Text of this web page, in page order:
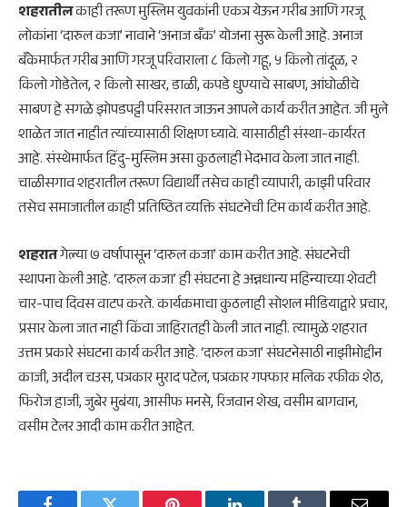
शहरातीलकाही तरूण मुस्लिम युवकांनी एकत्र येऊन गरीब आणि गरजू
लोकांना ‘दारुल कजा’ नावाने ‘अनाज बँक’ योजना सुरू केली आहे. अनाज
बँकेमार्फत गरीब आणि गरजू परिवाराला ८ किलो गहू, ५ किलो तांदूळ, २
किलो गोडेतेल, २ किलो साखर, डाळी, कपडे धुण्याचे साबण, आंघोळीचे
साबण हे सगळे झोपडपट्टी परिसरात जाऊन आपले कार्य करीत आहेत. जी मुले
शाळेत जात नाहीत त्यांच्यासाठी शिक्षण घ्यावे. यासाठीही संस्था-कार्यरत
आहे. संस्थेमार्फत हिंदु-मुस्लिम असा कुठलाही भेदभाव केला जात नाही.
चाळीसगाव शहरातील तरूण विद्यार्थी तसेच काही व्यापारी, काझी परिवार
तसेच समाजातील काही प्रतिष्ठित व्यक्ति संघटनेची टिम कार्य करीत आहे.
शहरातगेल्या ७ वर्षापासून ‘दारुल कजा’ काम करीत आहे. संघटनेची
स्थापना केली आहे. ‘दारुल कजा’ ही संघटना हे अन्नधान्य महिन्याच्या शेवटी
चार-पाच दिवस वाटप करते. कार्यक्रमाचा कुठलाही सोशल मीडियाद्वारे प्रचार,
प्रसार केला जात नाही किंवा जाहिरातही केली जात नाही. त्यामुळे शहरात
उत्तम प्रकारे संघटना कार्य करीत आहे. ‘दारुल कजा’ संघटनेसाठी नाझीमोद्दीन
काजी, अदील चउस, पत्रकार मुराद पटेल, पत्रकार गफ्फार मलिक रफीक शेठ,
फिरोज हाजी, जुबेर मुबंया, आसीफ मनसे, रिजवान शेख, वसीम बागवान,
वसीम टेलर आदी काम करीत आहेत.